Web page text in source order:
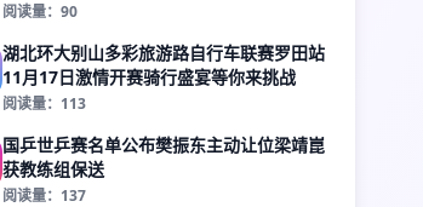
阅读量：90
湖北环大别山多彩旅游路自行车联赛罗田站
11月17日激情开赛骑行盛宴等你来挑战
阅读量：113
国乒世乒赛名单公布樊振东主动让位梁靖崑
获教练组保送
阅读量：137